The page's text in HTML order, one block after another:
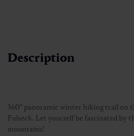
Description
360° panoramic winter hiking trail on
Fulseck. Let yourself be fascinated by
mountains!